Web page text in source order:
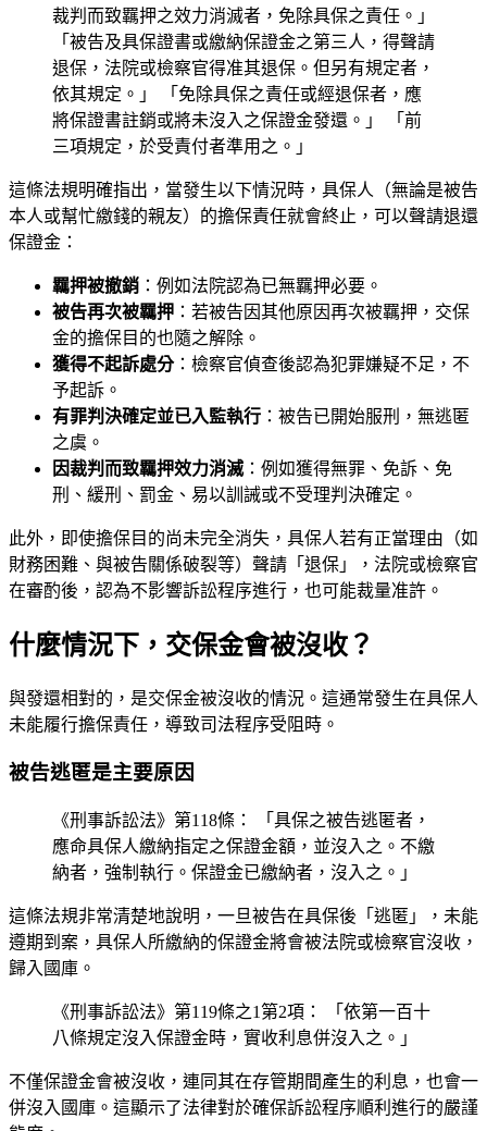
裁判而致羈押之效力消滅者，免除具保之責任。」
「被告及具保證書或繳納保證金之第三人，得聲請
退保，法院或檢察官得准其退保。但另有規定者，
依其規定。」 「免除具保之責任或經退保者，應
將保證書註銷或將未沒入之保證金發還。」 「前
三項規定，於受責付者準用之。」
這條法規明確指出，當發生以下情況時，具保人（無論是被告
本人或幫忙繳錢的親友）的擔保責任就會終止，可以聲請退還
保證金：
羈押被撤銷 ：例如法院認為已無羈押必要。
被告再次被羈押 ：若被告因其他原因再次被羈押，交保
金的擔保目的也隨之解除。
獲得不起訴處分：檢察官偵查後認為犯罪嫌疑不足，不
予起訴。
有罪判決確定並已入監執行 ：被告已開始服刑，無逃匿
之虞。
因裁判而致羈押效力消滅：例如獲得無罪、免訴、免
刑、緩刑、罰金、易以訓誡或不受理判決確定。
此外，即使擔保目的尚未完全消失，具保人若有正當理由（如
財務困難、與被告關係破裂等）聲請「退保」，法院或檢察官
在審酌後，認為不影響訴訟程序進行，也可能裁量准許。
什麼情況下，交保金會被沒收？
與發還相對的，是交保金被沒收的情況。這通常發生在具保人
未能履行擔保責任，導致司法程序受阻時。
被告逃匿是主要原因
《刑事訴訟法》第118條： 「具保之被告逃匿者，
應命具保人繳納指定之保證金額，並沒入之。不繳
納者，強制執行。保證金已繳納者，沒入之。」
這條法規非常清楚地說明，一旦被告在具保後「逃匿」，未能
遵期到案，具保人所繳納的保證金將會被法院或檢察官沒收，
歸入國庫。
《刑事訴訟法》第119條之1第2項： 「依第一百十
八條規定沒入保證金時，實收利息併沒入之。」
不僅保證金會被沒收，連同其在存管期間產生的利息，也會一
併沒入國庫。這顯示了法律對於確保訴訟程序順利進行的嚴謹